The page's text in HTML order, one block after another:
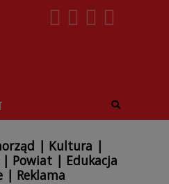
| Kultura |
Powiat| Edukacja
| Reklama